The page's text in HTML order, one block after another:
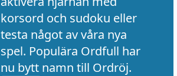
korsord och sudoku eller
testa något av våra nya
spel. Populära Ordfull har
nu bytt namn till Ordröj.